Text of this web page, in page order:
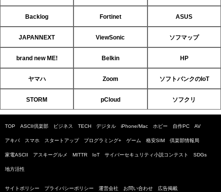
Backlog Fortinet ASUS
JAPANNEXT ViewSonic ソフマップ
brand new ME! Belkin HP
ヤマハ Zoom ソフトバンクのIoT
STORM pCloud ソフクリ
TOP ASCII倶楽部 ビジネス TECH デジタル iPhone/Mac ホビー 自作PC AV
アキバ スマホ スタートアップ プログラミング+ ゲーム 格安SIM 倶楽部情報局
家電ASCII アスキーグルメ MITTR IoT サイバーセキュリティ小説コンテスト SDGs
地方活性
サイトポリシー プライバシーポリシー 運営会社 お問い合わせ 広告掲載